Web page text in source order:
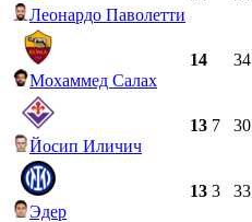
Леонардо Паволетти
Мохаммед Салах
14 34
Йосип Иличич
13 7 30
Эдер
13 3 33